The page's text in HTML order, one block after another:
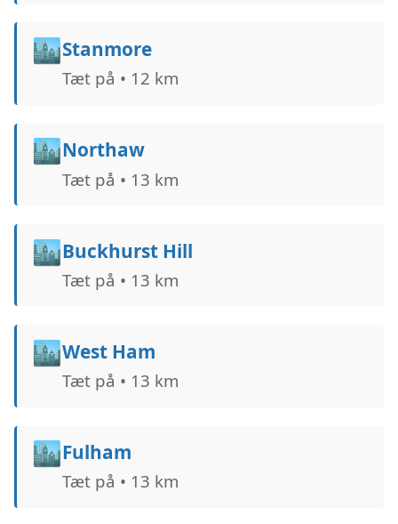
🏙️Stanmore
Tæt på • 12 km
🏙️Northaw
Tæt på • 13 km
🏙️Buckhurst Hill
Tæt på • 13 km
🏙️West Ham
Tæt på • 13 km
🏙️Fulham
Tæt på • 13 km